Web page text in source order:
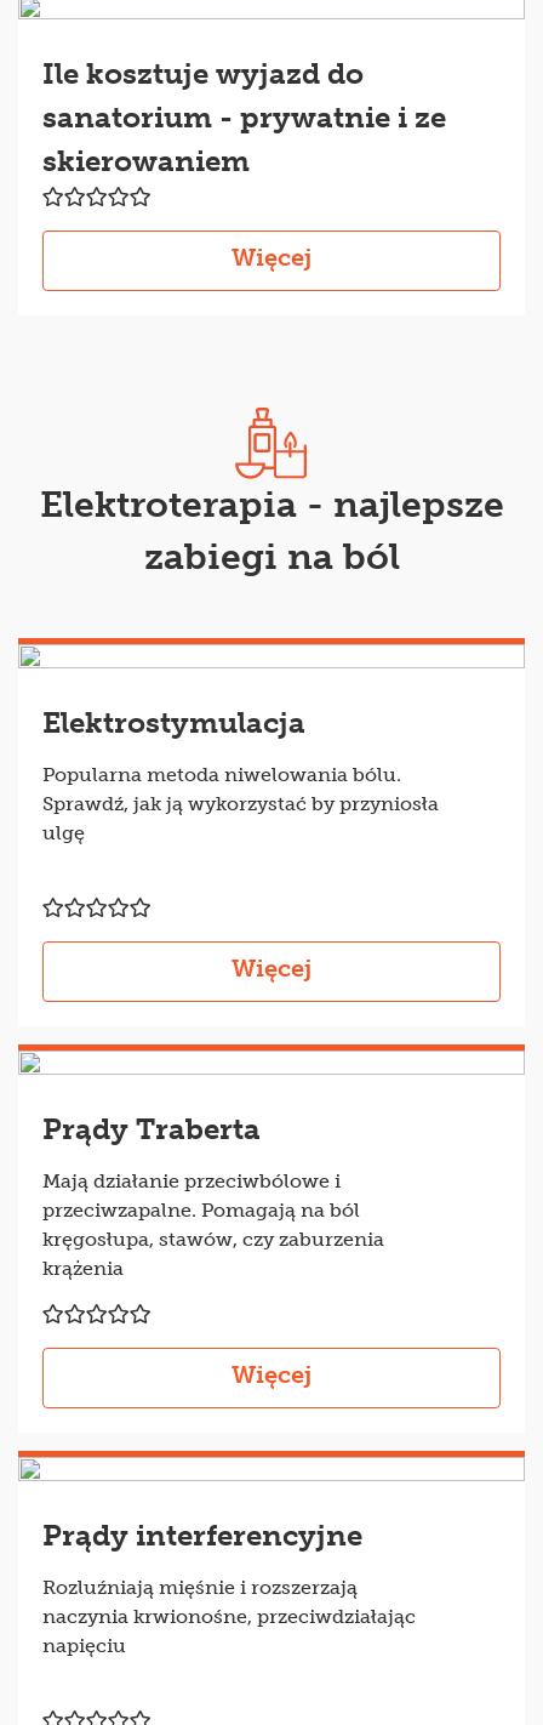
Ile kosztuje wyjazd do
sanatorium - prywatnie i ze
skierowaniem
Więcej
Elektroterapia - najlepsze
zabiegi na ból
Elektrostymulacja
Popularna metoda niwelowania bólu.
Sprawdź, jak ją wykorzystać by przyniosła
ulgę
Więcej
Prądy Traberta
Mają działanie przeciwbólowe i
przeciwzapalne. Pomagają na ból
kręgosłupa, stawów, czy zaburzenia
krążenia
Więcej
Prądy interferencyjne
Rozluźniają mięśnie i rozszerzają
naczynia krwionośne, przeciwdziałając
napięciu